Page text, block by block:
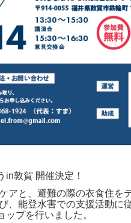
in敦賀 開催決定！
アと、避難の際の衣食住を
、能登水害での支援活動に
プを行いました。